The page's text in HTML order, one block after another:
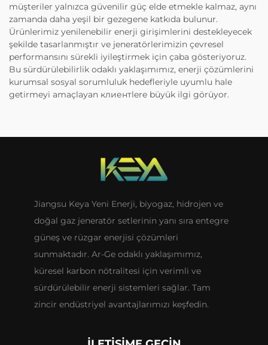
müşteriler yalnızca güvenilir güç elde etmekle kalmaz, aynı
zamanda daha yeşil bir gezegene katkıda bulunur.
Ürünlerimiz yenilenebilir enerji girişimlerini destekleyecek
şekilde tasarlanmıştır ve jeneratörlerimizin çevresel
performansını sürekli iyileştirmek için çaba gösteriyoruz.
Bu sürdürülebilirlik odaklı yaklaşımımız, enerji çözümlerini
kurumsal sosyal sorumluluk hedefleriyle uyumlu hale
getirmeyi amaçlayan клиентlere büyük ilgi görüyor.
Jiangsu Keya Yeni Enerji, biyogaz, hidrojen ve
doğal gaz jeneratör setlerinin yanı sıra entegre
güneş ve rüzgar enerjisi çözümleri
sunmaktadır. Ar-Ge odaklı yaklaşımımız,
küresel karbon nötralitesi için verimli ve
sürdürülebilir enerji sistemleri sağlar. Tam
zincir endüstriyel avantajlarımızı keşfedin.